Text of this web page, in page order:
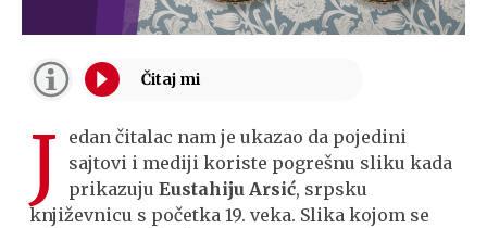
J
edan čitalac nam je ukazao da pojedini
sajtovi i mediji koriste pogrešnu sliku kada
prikazujuEustahiju Arsić, srpsku
književnicu s početka 19. veka. Slika kojom se